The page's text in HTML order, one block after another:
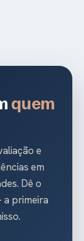
quem
e
em
Dê o
primeira